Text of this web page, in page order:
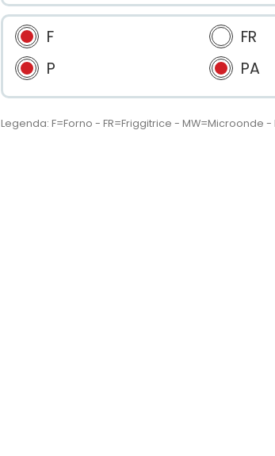
F FR
P
PA
Legenda: F=Forno - FR=Friggitrice - MW=Microonde